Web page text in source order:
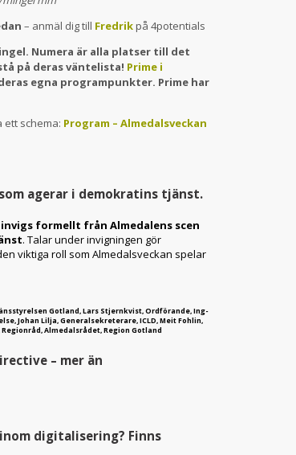
– anmäl dig till Fredrik på 4potentials
Numera är alla platser till det
på deras väntelista! Prime i
egna programpunkter. Prime har
ett schema: Program – Almedalsveckan
agerar i demokratins tjänst.
formellt från Almedalens scen
. Talar under invigningen gör
viktiga roll som Almedalsveckan spelar
Gotland, Lars Stjernkvist, Ordförande, Ing-
Johan Lilja, Generalsekreterare, ICLD, Meit Fohlin,
Almedalsrådet, Region Gotland
– mer än
digitalisering? Finns